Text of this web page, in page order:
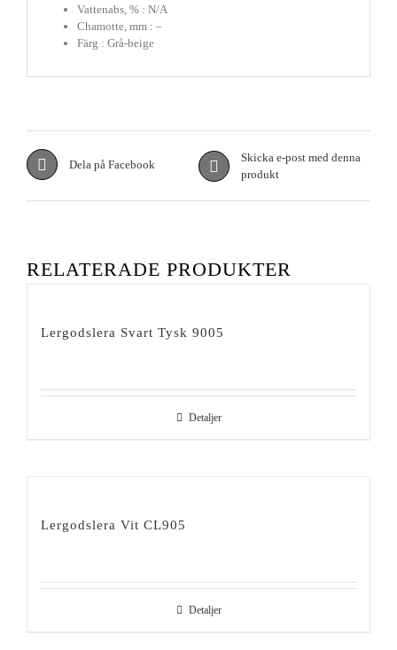
Vattenabs, % : N/A
Chamotte, mm : –
Färg : Grå-beige
Dela på Facebook
Skicka e-post med denna
produkt
RELATERADE PRODUKTER
Lergodslera Svart Tysk 9005
Detaljer
Lergodslera Vit CL905
Detaljer